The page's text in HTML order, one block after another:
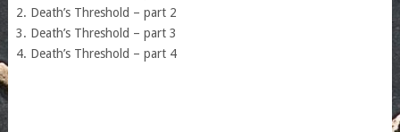
2. Death’s Threshold – part 2
3. Death’s Threshold – part 3
4. Death’s Threshold – part 4